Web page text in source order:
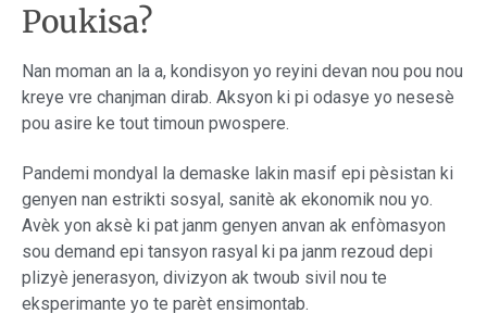
Poukisa?
Nan moman an la a, kondisyon yo reyini devan nou pou nou
kreye vre chanjman dirab. Aksyon ki pi odasye yo nesesè
pou asire ke tout timoun pwospere.
Pandemi mondyal la demaske lakin masif epi pèsistan ki
genyen nan estrikti sosyal, sanitè ak ekonomik nou yo.
Avèk yon aksè ki pat janm genyen anvan ak enfòmasyon
sou demand epi tansyon rasyal ki pa janm rezoud depi
plizyè jenerasyon, divizyon ak twoub sivil nou te
eksperimante yo te parèt ensimontab.